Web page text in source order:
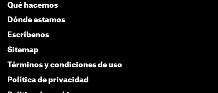
Qué hacemos
Dónde estamos
Escríbenos
Sitemap
Términos y condiciones de uso
Política de privacidad